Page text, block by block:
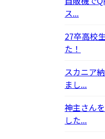
ス...
27卒高校
た！
スカニア
まし...
神主さん
した...